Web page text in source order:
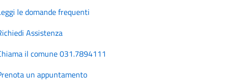
le domande frequenti
Assistenza
il comune 031.7894111
un appuntamento